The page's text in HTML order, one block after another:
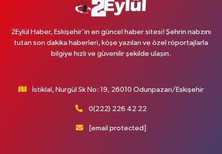
2Eylül Haber, Eskişehir’in en güncel haber sitesi! Şehrin nabzını
tutan son dakika haberleri, köşe yazıları ve özel röportajlarla
bilgiye hızlı ve güvenilir şekilde ulaşın.
İstiklal, Nurgül Sk No: 19, 26010 Odunpazarı/Eskişehir
0(222) 226 42 22
[email protected]